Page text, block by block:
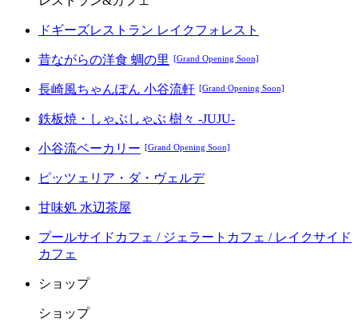
ドギーズレストラン レイクフォレスト
昔ながらの洋食 蜩の里 [Grand Opening Soon]
長崎風ちゃんぽん 小谷流軒 [Grand Opening Soon]
鉄板焼・しゃぶしゃぶ 樹々 -JUJU-
小谷流ベーカリー [Grand Opening Soon]
ピッツェリア・ダ・ヴェルデ
甘味処 水辺茶屋
プールサイドカフェ / ジェラートカフェ / レイクサイド
カフェ
ショップ
ショップ